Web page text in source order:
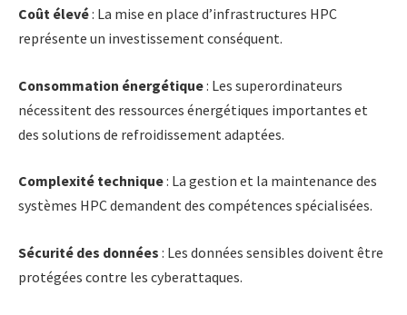
Coût élevé: La mise en place d’infrastructures HPC
représente un investissement conséquent.
Consommation énergétique: Les superordinateurs
nécessitent des ressources énergétiques importantes et
des solutions de refroidissement adaptées.
Complexité technique: La gestion et la maintenance des
systèmes HPC demandent des compétences spécialisées.
Sécurité des données : Les données sensibles doivent être
protégées contre les cyberattaques.